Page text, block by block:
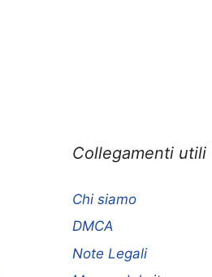
Collegamenti utili
Chi siamo
DMCA
Note Legali